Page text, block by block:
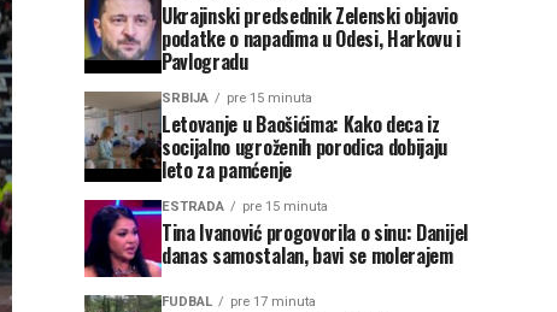
Ukrajinski predsednik Zelenski objavio
podatke o napadima u Odesi, Harkovu i
Pavlogradu
SRBIJA pre 15 minuta
Letovanje u Baošićima: Kako deca iz
socijalno ugroženih porodica dobijaju
leto za pamćenje
ESTRADA pre 15 minuta
Tina Ivanović progovorila o sinu: Danijel
danas samostalan, bavi se molerajem
FUDBAL pre 17 minuta